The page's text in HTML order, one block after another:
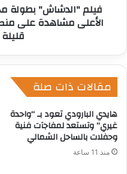
فيلم "الدشاش" بطولة
الأعلى مشاهدة على
مقالات ذات صلة
هايدي البارودي تعود بـ “واحدة
غيري” وتستعد لمفاجآت فنية
وحفلات بالساحل الشمالي
منذ 11 ساعة